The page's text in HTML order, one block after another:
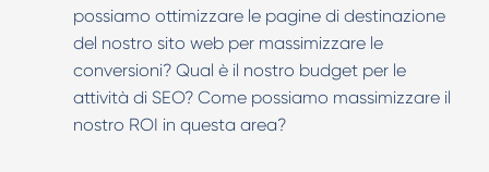
possiamo ottimizzare le pagine di destinazione
del nostro sito web per massimizzare le
conversioni? Qual è il nostro budget per le
attività di SEO? Come possiamo massimizzare il
nostro ROI in questa area?